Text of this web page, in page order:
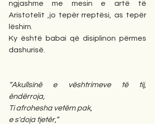
ngjashme me mesin e artë të
Aristotelit ,jo tepër rreptësi, as tepër
lëshim.
Ky është babai që disiplinon përmes
dashurisë.
“Akullsinë e vështrimeve të tij,
ëndërroja,
Ti afrohesha vetëm pak,
e s'doja tjetër,”